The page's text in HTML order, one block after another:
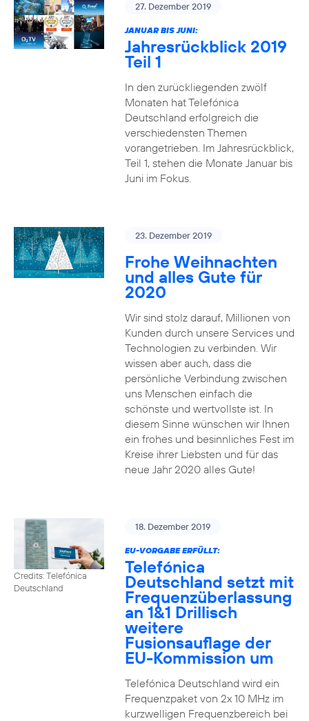
27. Dezember 2019
JANUAR BIS JUNI:
Jahresrückblick 2019
Teil 1
In den zurückliegenden zwölf
Monaten hat Telefónica
Deutschland erfolgreich die
verschiedensten Themen
vorangetrieben. Im Jahresrückblick,
Teil 1, stehen die Monate Januar bis
Juni im Fokus.
23. Dezember 2019
Frohe Weihnachten
und alles Gute für
2020
Wir sind stolz darauf, Millionen von
Kunden durch unsere Services und
Technologien zu verbinden. Wir
wissen aber auch, dass die
persönliche Verbindung zwischen
uns Menschen einfach die
schönste und wertvollste ist. In
diesem Sinne wünschen wir Ihnen
ein frohes und besinnliches Fest im
Kreise ihrer Liebsten und für das
neue Jahr 2020 alles Gute!
Credits: Telefónica
Deutschland
18. Dezember 2019
EU-VORGABE ERFÜLLT:
Telefónica
Deutschland setzt mit
Frequenzüberlassung
an 1&1 Drillisch
weitere
Fusionsauflage der
EU-Kommission um
Telefónica Deutschland wird ein
Frequenzpaket von 2x 10 MHz im
kurzwelligen Frequenzbereich bei